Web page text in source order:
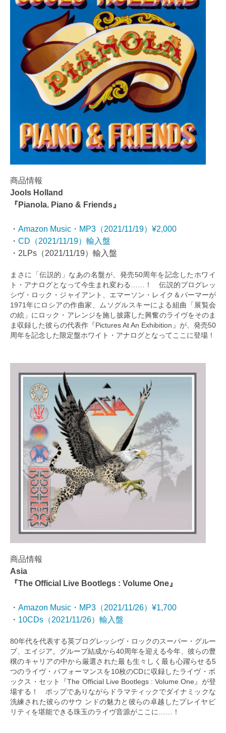
商品情報
Jools Holland
『Pianola. Piano & Friends』
・ Amazon Music・MP3（2021/11/19）¥2,000
・ CD（2021/11/19）輸入盤
・2LPs（2021/11/19）輸入盤
まさに「伝説的」なあの名盤が、発売50周年を記念したホワイ
ト・アナログとなって今生まれ変わる……！ 伝説的プログレッ
シヴ・ロック・ジャイアント、エマーソン・レイク＆パーマーが
1971年にロシアの作曲家、ムソグルスキーによる組曲「展覧会
の絵」にロック・アレンジを施し披露した興奮のライヴをそのま
ま収録した彼らの代表作『Pictures At An Exhibition』が、発売50
周年を記念した限定盤ホワイト・アナログとなってここに登場！
商品情報
Asia
『The Official Live Bootlegs : Volume One』
・ Amazon Music・MP3（2021/11/26）¥1,700
・ 10CDs（2021/11/26）輸入盤
80年代を代表する英プログレッシヴ・ロックのスーパー・グルー
プ、エイジア。グループ結成から40周年を迎える今年、彼らの豊
穣のキャリアの中から厳選された最も生々しく最も心躍らせる5
つのライヴ・パフォーマンスを10枚のCDに収録したライヴ・ボ
ックス・セット『The Official Live Bootlegs : Volume One』が登
場する！ ポップでありながらドラマティックでダイナミックな
洗練された彼らのサウ ンドの魅力と彼らの卓越したプレイヤビ
リティを堪能できる珠玉のライヴ音源がここに……！